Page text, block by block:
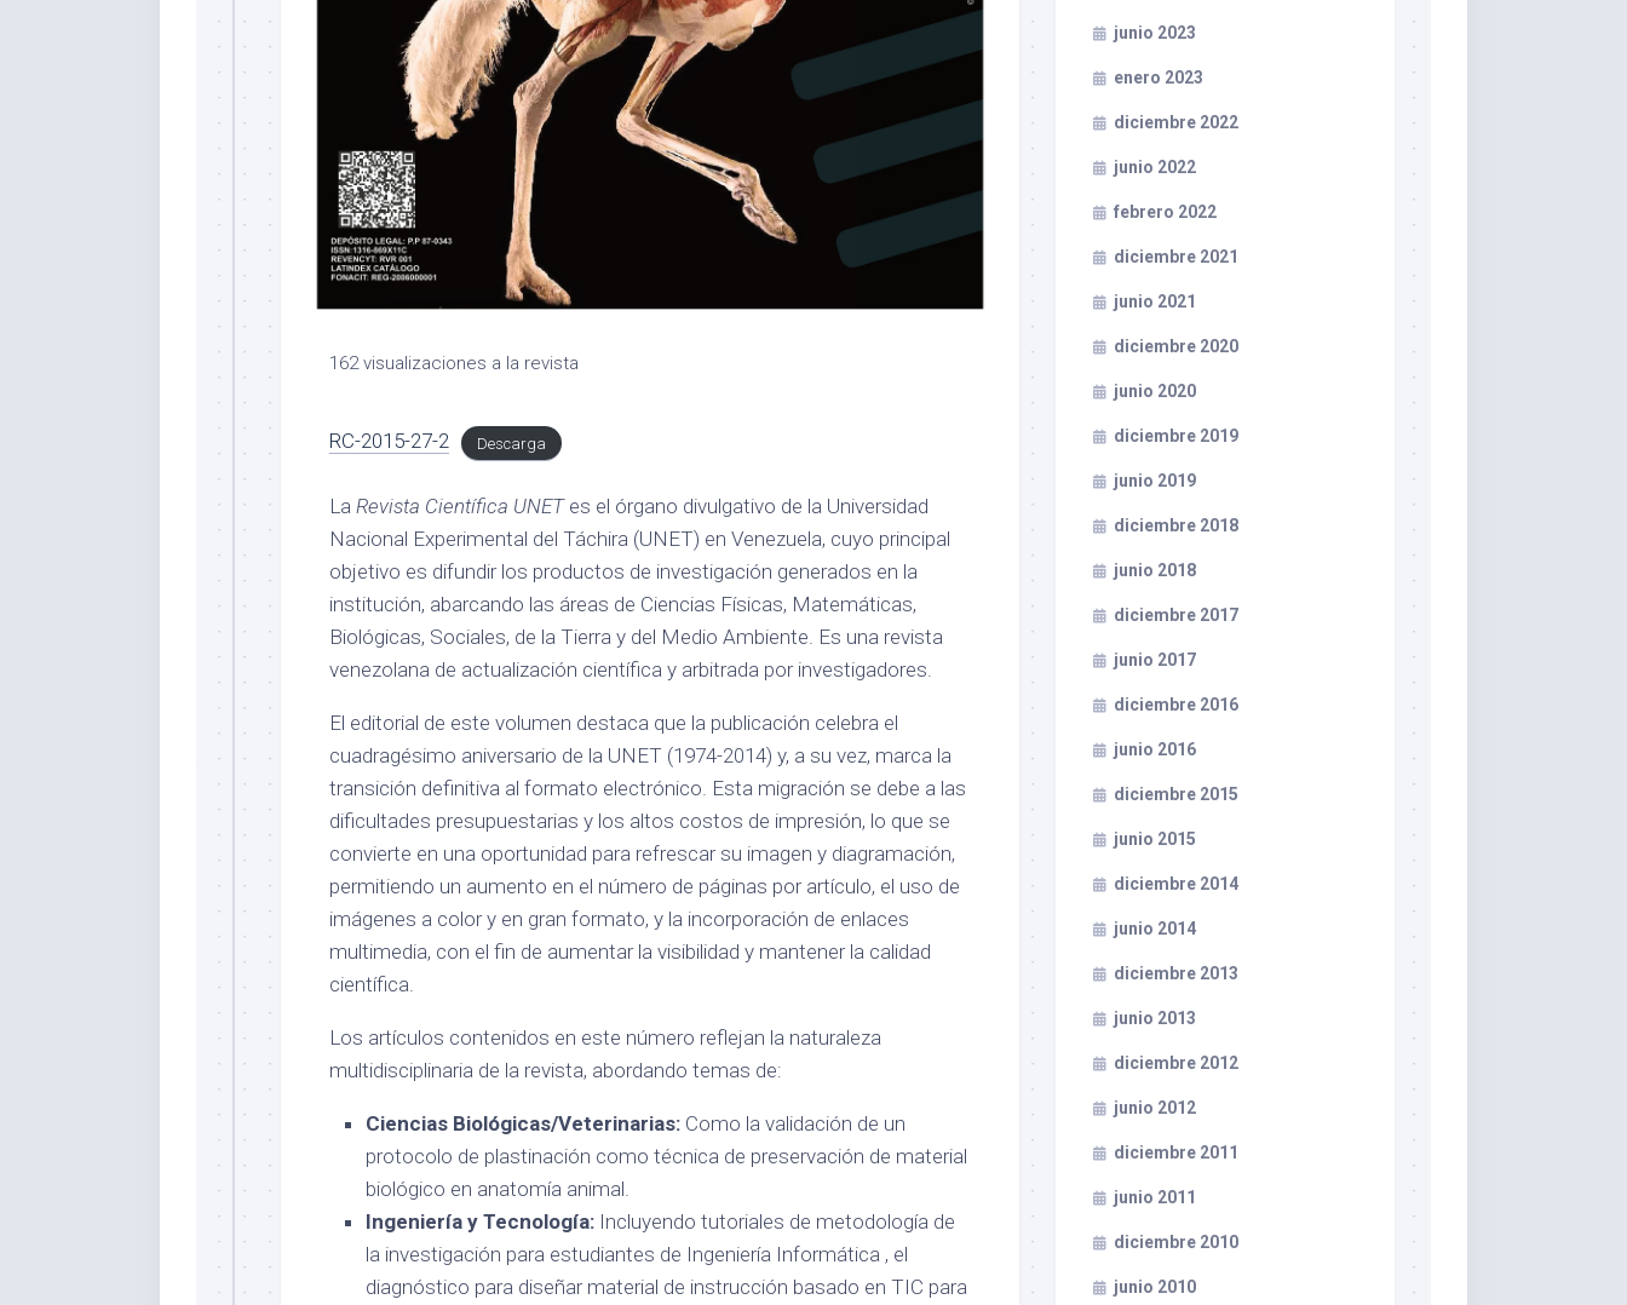
162 visualizaciones a la revista
RC-2015-27-2 Descarga
La Revista Científica UNETes el órgano divulgativo de la Universidad
Nacional Experimental del Táchira (UNET) en Venezuela, cuyo principal
objetivo es difundir los productos de investigación generados en la
institución, abarcando las áreas de Ciencias Físicas, Matemáticas,
Biológicas, Sociales, de la Tierra y del Medio Ambiente. Es una revista
venezolana de actualización científica y arbitrada por investigadores.
El editorial de este volumen destaca que la publicación celebra el
cuadragésimo aniversario de la UNET (1974-2014) y, a su vez, marca la
transición definitiva al formato electrónico. Esta migración se debe a las
dificultades presupuestarias y los altos costos de impresión, lo que se
convierte en una oportunidad para refrescar su imagen y diagramación,
permitiendo un aumento en el número de páginas por artículo, el uso de
imágenes a color y en gran formato, y la incorporación de enlaces
multimedia, con el fin de aumentar la visibilidad y mantener la calidad
científica.
Los artículos contenidos en este número reflejan la naturaleza
multidisciplinaria de la revista, abordando temas de:
Ciencias Biológicas/Veterinarias: Como la validación de un
protocolo de plastinación como técnica de preservación de material
biológico en anatomía animal.
Ingeniería y Tecnología: Incluyendo tutoriales de metodología de
la investigación para estudiantes de Ingeniería Informática , el
diagnóstico para diseñar material de instrucción basado en TIC para
junio 2023
enero 2023
diciembre 2022
junio 2022
febrero 2022
diciembre 2021
junio 2021
diciembre 2020
junio 2020
diciembre 2019
junio 2019
diciembre 2018
junio 2018
diciembre 2017
junio 2017
diciembre 2016
junio 2016
diciembre 2015
junio 2015
diciembre 2014
junio 2014
diciembre 2013
junio 2013
diciembre 2012
junio 2012
diciembre 2011
junio 2011
diciembre 2010
junio 2010